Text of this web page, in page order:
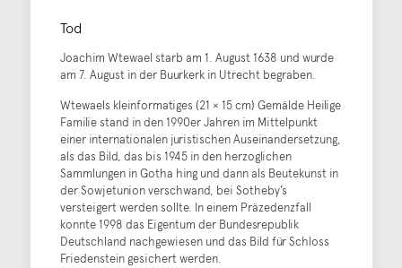
Tod
Joachim Wtewael starb am 1. August 1638 und wurde
am 7. August in der Buurkerk in Utrecht begraben.
Wtewaels kleinformatiges (21 × 15 cm) Gemälde Heilige
Familie stand in den 1990er Jahren im Mittelpunkt
einer internationalen juristischen Auseinandersetzung,
als das Bild, das bis 1945 in den herzoglichen
Sammlungen in Gotha hing und dann als Beutekunst in
der Sowjetunion verschwand, bei Sotheby’s
versteigert werden sollte. In einem Präzedenzfall
konnte 1998 das Eigentum der Bundesrepublik
Deutschland nachgewiesen und das Bild für Schloss
Friedenstein gesichert werden.